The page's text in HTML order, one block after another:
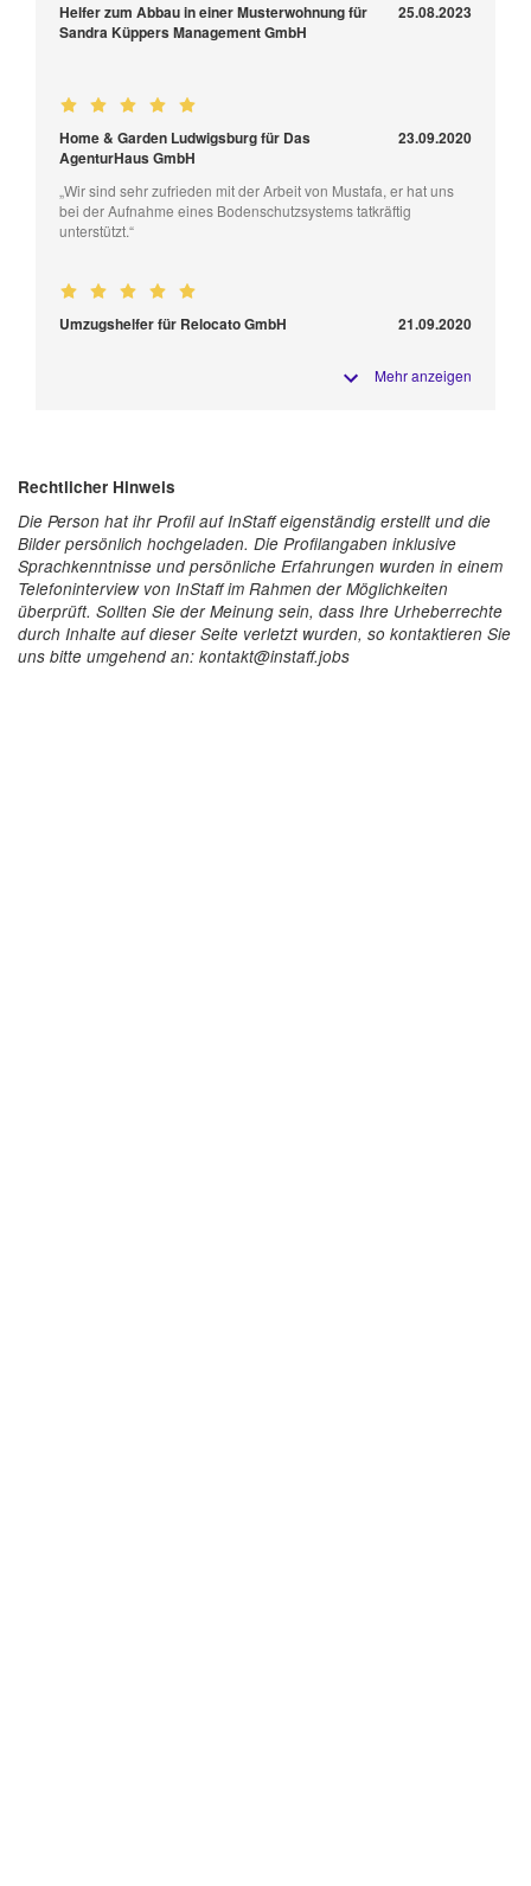
Helfer zum Abbau in einer Musterwohnung für
Sandra Küppers Management GmbH
25.08.2023
Home & Garden Ludwigsburg für Das
AgenturHaus GmbH
23.09.2020
„Wir sind sehr zufrieden mit der Arbeit von Mustafa, er hat uns
bei der Aufnahme eines Bodenschutzsystems tatkräftig
unterstützt.“
Umzugshelfer für Relocato GmbH 21.09.2020
Mehr anzeigen
Rechtlicher Hinweis
Die Person hat ihr Profil auf InStaff eigenständig erstellt und die
Bilder persönlich hochgeladen. Die Profilangaben inklusive
Sprachkenntnisse und persönliche Erfahrungen wurden in einem
Telefoninterview von InStaff im Rahmen der Möglichkeiten
überprüft. Sollten Sie der Meinung sein, dass Ihre Urheberrechte
durch Inhalte auf dieser Seite verletzt wurden, so kontaktieren Sie
uns bitte umgehend an: kontakt@instaff.jobs